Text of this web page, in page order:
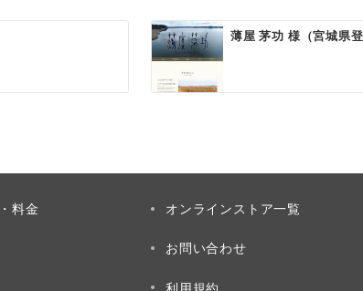
薄屋 茅功 様（宮城県
料金 オンラインストア一覧
お問い合わせ
利用規約